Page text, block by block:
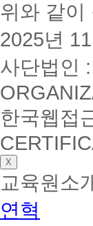
스
수
학
의
경
우
제
세
공
과
금
제
외
후
지
위와 같이
2025년
사단법인
한국웹접
X
교육원소
연혁